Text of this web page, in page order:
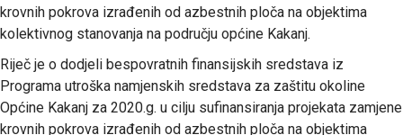
krovnih pokrova izrađenih od azbestnih ploča na objektima
kolektivnog stanovanja na području općine Kakanj.
Riječ je o dodjeli bespovratnih finansijskih sredstava iz
Programa utroška namjenskih sredstava za zaštitu okoline
Općine Kakanj za 2020.g. u cilju sufinansiranja projekata zamjene
krovnih pokrova izrađenih od azbestnih ploča na objektima